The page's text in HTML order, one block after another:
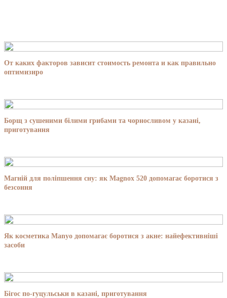
От каких факторов зависит стоимость ремонта и как правильно
оптимизиро
Борщ з сушеними білими грибами та чорносливом у казані,
приготування
Магній для поліпшення сну: як Magnox 520 допомагає боротися з
безсоння
Як косметика Manyo допомагає боротися з акне: найефективніші
засоби
Бігос по-гуцульськи в казані, приготування